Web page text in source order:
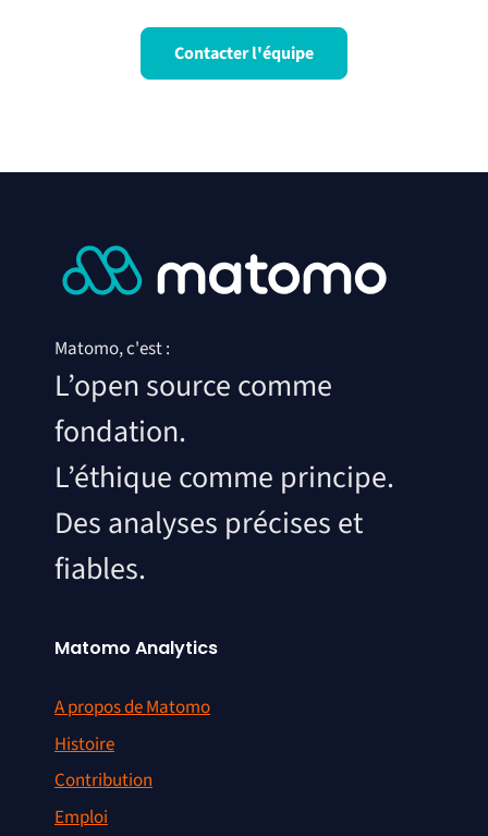
Contacter l'équipe
Matomo, c'est :
L’open source comme
fondation.
L’éthique comme principe.
Des analyses précises et
fiables.
Matomo Analytics
A propos de Matomo
Histoire
Contribution
Emploi